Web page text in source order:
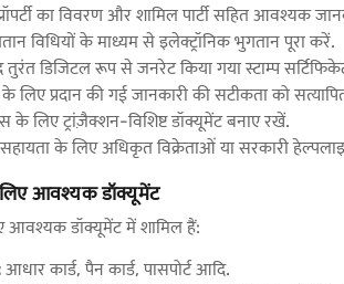
का विवरण और शामिल पार्टी सहित आवश्यक
विधियों के माध्यम से इलेक्ट्रॉनिक भुगतान पूरा करें.
डिजिटल रूप से जनरेट किया गया स्टाम्प सर्टिफिकेट
लिए प्रदान की गई जानकारी की सटीकता को
के लिए ट्रांज़ैक्शन-विशिष्ट डॉक्यूमेंट बनाए रखें.
के लिए अधिकृत विक्रेताओं या सरकारी हेल्पलाइन
आवश्यक डॉक्यूमेंट
आवश्यक डॉक्यूमेंट में शामिल हैं:
आधार कार्ड, पैन कार्ड, पासपोर्ट आदि.